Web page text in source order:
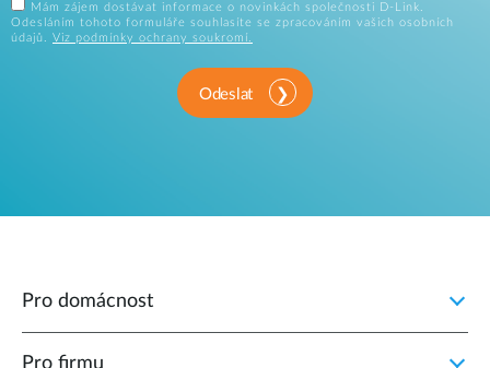
Mám zájem dostávat informace o novinkách společnosti D-Link.
Odesláním tohoto formuláře souhlasíte se zpracováním vašich osobních
údajů. Viz podmínky ochrany soukromí.
Odeslat
Pro domácnost
Pro firmu